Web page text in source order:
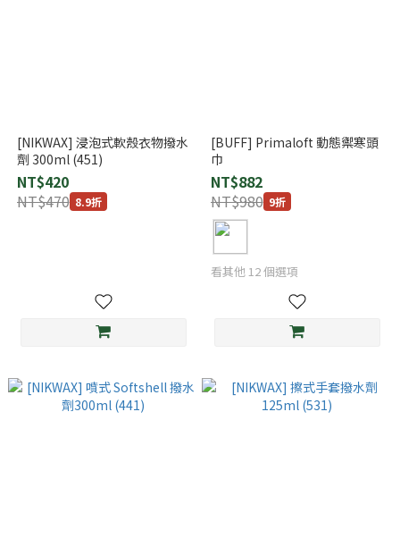
[NIKWAX] 浸泡式軟殼衣物撥水
劑 300ml (451)
NT$420
NT$470 8.9折
[BUFF] Primaloft 動態禦寒頭
巾
NT$882
NT$980 9折
看其他 12 個選項